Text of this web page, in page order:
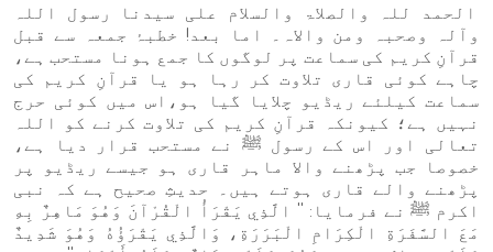
الحمد للہ والصلاۃ والسلام علی سیدنا رسول اللہ
وآلہ وصحبہ ومن والاہ۔ اما بعد! خطبۂ جمعہ سے قبل
قرآنِ کریم کی سماعت پر لوگوں کا جمع ہونا مستحب ہے،
چاہے کوئی قاری تلاوت کر رہا ہو یا قرآنِ کریم کی
سماعت کیلئے ریڈیو چلایا گیا ہو،اس میں کوئی حرج
نہیں ہے؛ کیونکہ قرآنِ کریم کی تلاوت کرنے کو اللہ
تعالی اور اس کے رسول ﷺ نے مستحب قرار دیا ہے،
خصوصا جب پڑھنے والا ماہر قاری ہو جیسے ریڈیو پر
پڑھنے والے قاری ہوتے ہیں۔ حدیثِ صحیح ہے کہ نبی
اکرم ﷺ نے فرمایا: '' الَّذِي يَقْرَأُ الْقُرْآنَ وَهُوَ مَاهِرٌ بِهِ
مَعَ السَّفَرَةِ الْكِرَامِ الْبَرَرَةِ، وَالَّذِي يَقْرَؤُهُ وَهُوَ شَدِيدٌ